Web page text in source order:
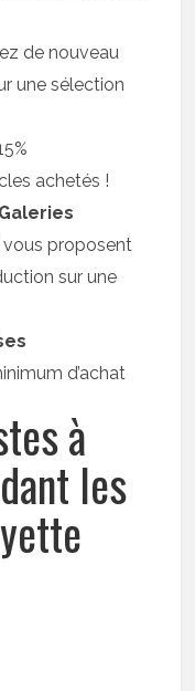
de nouveau
une sélection
achetés !
vous proposent
sur une
d’achat
à
les